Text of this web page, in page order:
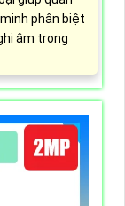
phân biệt
âm trong